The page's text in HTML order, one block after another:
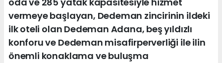
vermeye başlayan, Dedeman zincirinin ildeki
ilk oteli olan Dedeman Adana, beş yıldızlı
konforu ve Dedeman misafirperverliği ile ilin
önemli konaklama ve buluşma